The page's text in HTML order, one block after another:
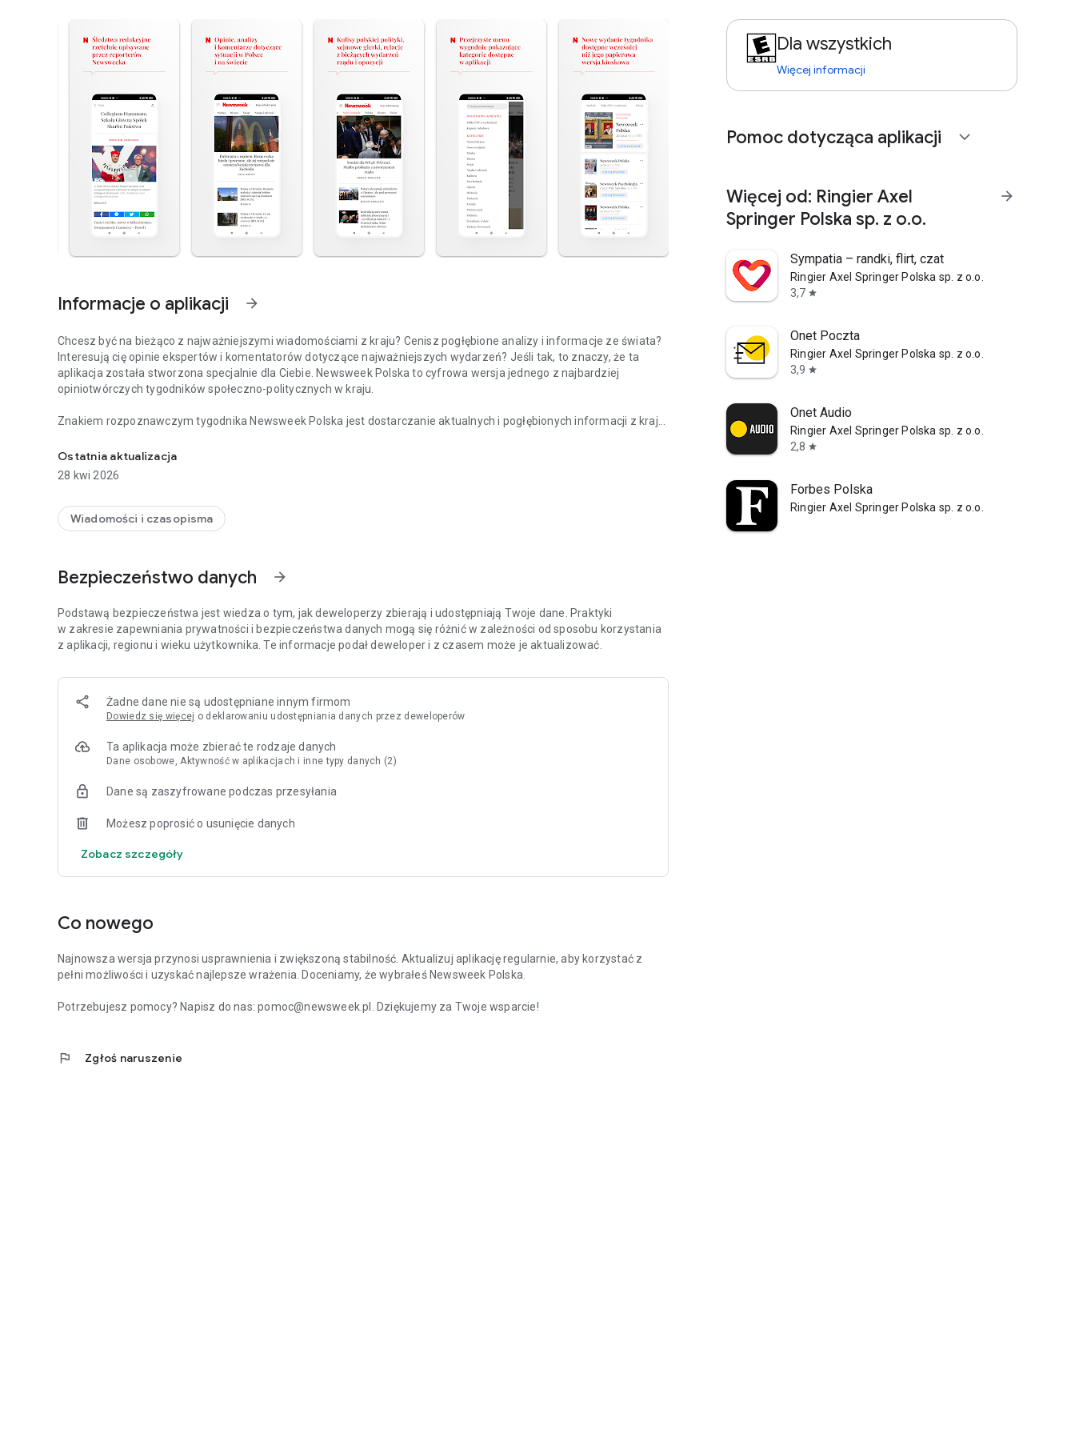
Informacje o aplikacji arrow_forward
Chcesz być na bieżąco z najważniejszymi wiadomościami z kraju? Cenisz pogłębione analizy i informacje ze świata?
Interesują cię opinie ekspertów i komentatorów dotyczące najważniejszych wydarzeń? Jeśli tak, to znaczy, że ta
aplikacja została stworzona specjalnie dla Ciebie. Newsweek Polska to cyfrowa wersja jednego z najbardziej
opiniotwórczych tygodników społeczno-politycznych w kraju.
Znakiem rozpoznawczym tygodnika Newsweek Polska jest dostarczanie aktualnych i pogłębionych informacji z kraju
Tygodnik Newsweek Polska to także wywiady z autorytetami i ciekawymi osobowościami na temat procesów oraz
ważnych wydarzeń zachodzących w Polsce i za granicą.
Meller.
wydań specjalnych.
Więcej szczegółów dotyczących subskrypcji, politykę prywatności oraz zasady użytkowania aplikacji znajdziesz na
stronie: https://premium.onet.pl/regulamin
Ostatnia aktualizacja
28 kwi 2026
Wiadomości i czasopisma
Bezpieczeństwo danych arrow_forward
Podstawą bezpieczeństwa jest wiedza o tym, jak deweloperzy zbierają i udostępniają Twoje dane. Praktyki
w zakresie zapewniania prywatności i bezpieczeństwa danych mogą się różnić w zależności od sposobu korzystania
z aplikacji, regionu i wieku użytkownika. Te informacje podał deweloper i z czasem może je aktualizować.
Żadne dane nie są udostępniane innym firmom
Dowiedz się więcej o deklarowaniu udostępniania danych przez deweloperów
Ta aplikacja może zbierać te rodzaje danych
Dane osobowe, Aktywność w aplikacjach i inne typy danych (2)
Dane są zaszyfrowane podczas przesyłania
Możesz poprosić o usunięcie danych
Zobacz szczegóły
Co nowego
Najnowsza wersja przynosi usprawnienia i zwiększoną stabilność. Aktualizuj aplikację regularnie, aby korzystać z
pełni możliwości i uzyskać najlepsze wrażenia. Doceniamy, że wybrałeś Newsweek Polska.
Potrzebujesz pomocy? Napisz do nas: pomoc@newsweek.pl. Dziękujemy za Twoje wsparcie!
flag Zgłoś naruszenie
Dla wszystkich
Więcej informacji
Pomoc dotycząca aplikacji expand_more
Więcej od: Ringier Axel
Springer Polska sp. z o.o.
arrow_forward
Sympatia – randki, flirt, czat
Ringier Axel Springer Polska sp. z o.o.
3,7 star
Onet Poczta
Ringier Axel Springer Polska sp. z o.o.
3,9 star
Onet Audio
Ringier Axel Springer Polska sp. z o.o.
2,8 star
Forbes Polska
Ringier Axel Springer Polska sp. z o.o.